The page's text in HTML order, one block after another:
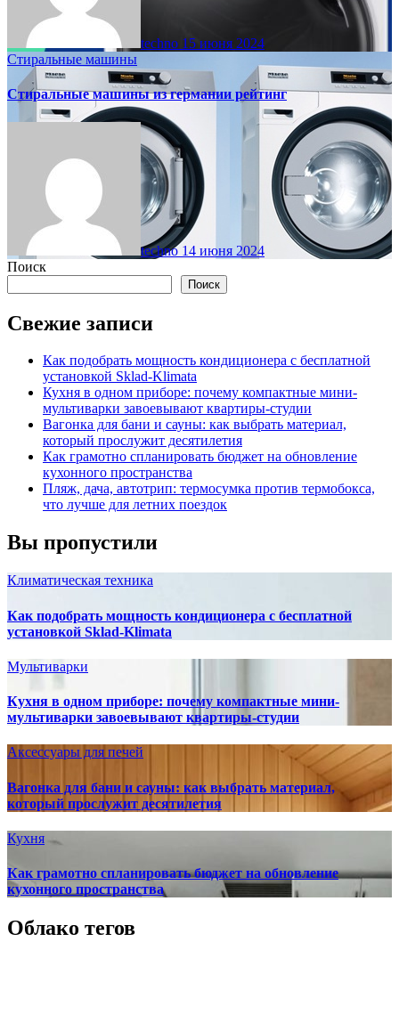
techno 15 июня 2024
Стиральные машины
Стиральные машины из германии рейтинг
techno 14 июня 2024
Поиск
Поиск
Свежие записи
Как подобрать мощность кондиционера с бесплатной
установкой Sklad-Klimata
Кухня в одном приборе: почему компактные мини-
мультиварки завоевывают квартиры-студии
Вагонка для бани и сауны: как выбрать материал,
который прослужит десятилетия
Как грамотно спланировать бюджет на обновление
кухонного пространства
Пляж, дача, автотрип: термосумка против термобокса,
что лучше для летних поездок
Вы пропустили
Климатическая техника
Как подобрать мощность кондиционера с бесплатной
установкой Sklad-Klimata
Мультиварки
Кухня в одном приборе: почему компактные мини-
мультиварки завоевывают квартиры-студии
Аксессуары для печей
Вагонка для бани и сауны: как выбрать материал,
который прослужит десятилетия
Кухня
Как грамотно спланировать бюджет на обновление
кухонного пространства
Облако тегов